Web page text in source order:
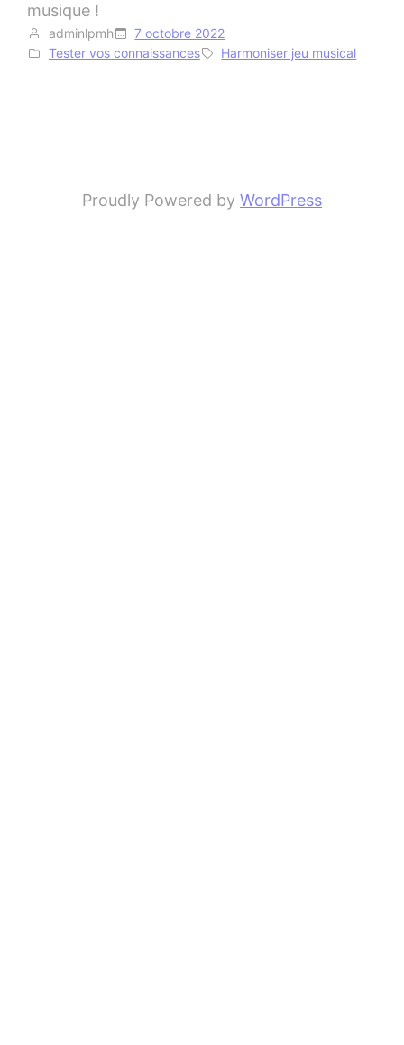
musique !
adminlpmh
7 octobre 2022
Tester vos connaissances
Harmoniser jeu musical
Proudly Powered by WordPress